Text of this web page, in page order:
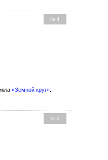
№ 4
«Земной круг».
№ 6